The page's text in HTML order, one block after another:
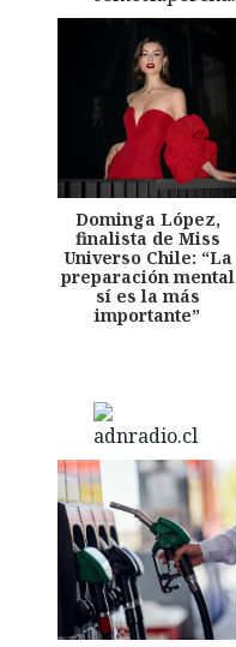
Dominga López,
finalista de Miss
Universo Chile: “La
preparación mental
sí es la más
importante”